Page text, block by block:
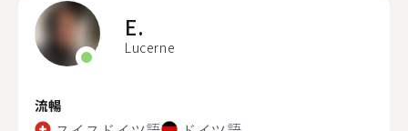
E.
Lucerne
流暢